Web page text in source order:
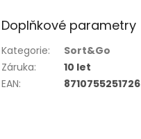
Doplňkové parametry
Kategorie:
Sort&Go
Záruka:
10 let
EAN: 8710755251726